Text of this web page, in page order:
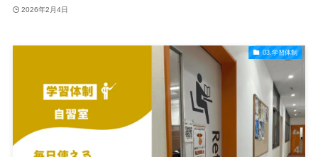
2026年2月4日
03.学習体制